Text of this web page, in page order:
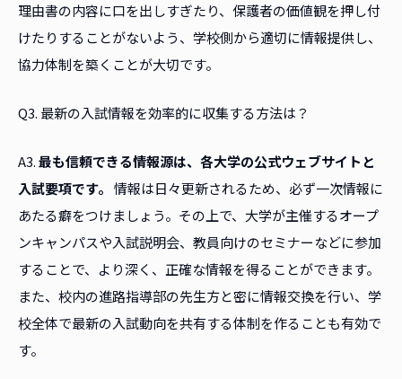
理由書の内容に口を出しすぎたり、保護者の価値観を押し付
けたりすることがないよう、学校側から適切に情報提供し、
協力体制を築くことが大切です。
Q3. 最新の入試情報を効率的に収集する方法は？
A3.最も信頼できる情報源は、各大学の公式ウェブサイトと
入試要項です。 情報は日々更新されるため、必ず一次情報に
あたる癖をつけましょう。その上で、大学が主催するオープ
ンキャンパスや入試説明会、教員向けのセミナーなどに参加
することで、より深く、正確な情報を得ることができます。
また、校内の進路指導部の先生方と密に情報交換を行い、学
校全体で最新の入試動向を共有する体制を作ることも有効で
す。